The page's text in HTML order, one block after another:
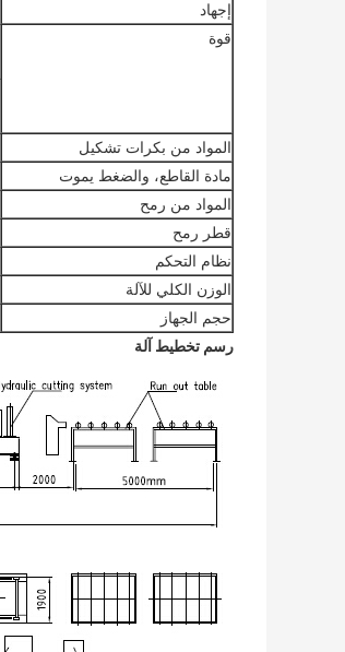
إجهاد
قوة
المواد من بكرات تشكيل
مادة القاطع، والضغط يموت
المواد من رمح
قطر رمح
نظام التحكم
الوزن الكلي للآلة
حجم الجهاز
رسم تخطيط آلة